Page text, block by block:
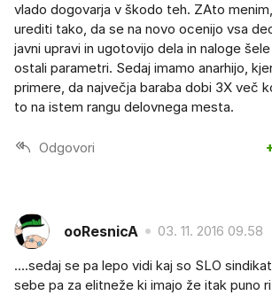
vlado dogovarja v škodo teh. ZAto
urediti tako, da se na novo ocenijo vsa
javni upravi in ugotovijo dela in naloge
ostali parametri. Sedaj imamo anarhijo,
primere, da največja baraba dobi 3X več
to na istem rangu delovnega mesta.
Odgovori
ooResnicA 03. 11. 2016 09.58
....sedaj se pa lepo vidi kaj so SLO
sebe pa za elitneže ki imajo že itak puno